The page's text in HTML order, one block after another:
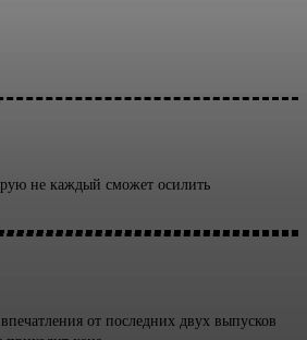
не каждый сможет осилить
от последних двух выпусков